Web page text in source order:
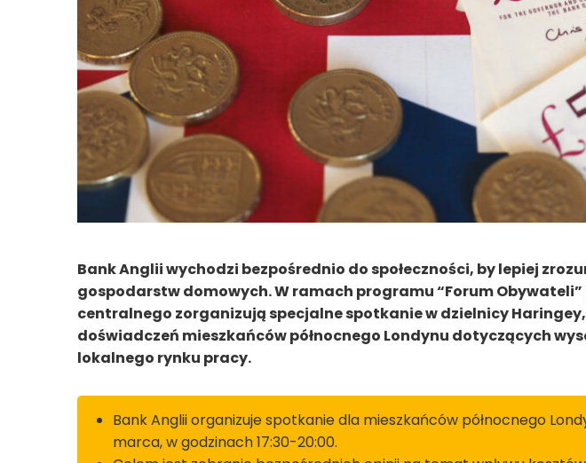
Bank Anglii wychodzi bezpośrednio do społeczności, by lepiej
gospodarstw domowych. W ramach programu “Forum
centralnego zorganizują specjalne spotkanie w dzielnicy
doświadczeń mieszkańców północnego Londynu dotyczących
lokalnego rynku pracy.
Bank Anglii organizuje spotkanie dla mieszkańców północnego
marca, w godzinach 17:30-20:00.